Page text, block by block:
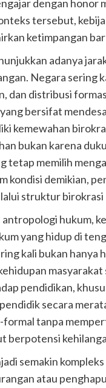
dengan honor
tersebut,
ketimpangan
adanya
Negara sering
dan distribusi
bersifat
kemewahan
bukan karena
tetap memilih
kondisi demikian,
struktur birokrasi
hukum,
yang hidup di
kali bukan hanya
pendidikan,
secara
tanpa
berpotensi
semakin
atau